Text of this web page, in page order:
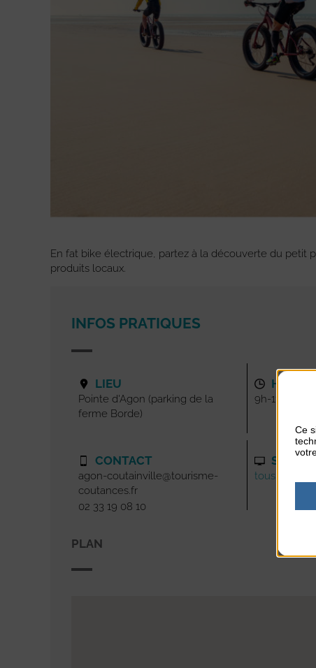
En fat bike électrique, partez à la découverte du petit
produits locaux.
INFOS PRATIQUES
LIEU
Pointe d'Agon (parking de la
ferme Borde)
CONTACT
agon-coutainville@tourisme-
coutances.fr
02 33 19 08 10
9h-11h45
SITE
tous-a-velo.fr
PLAN
Ce